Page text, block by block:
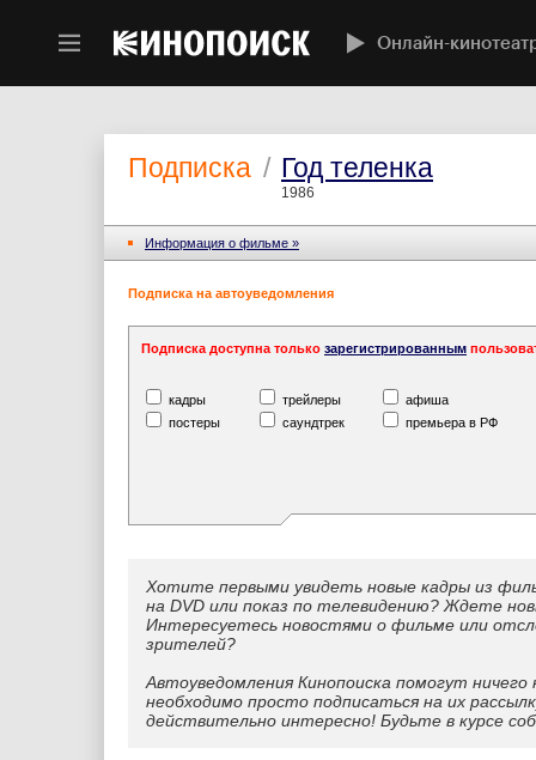
Онлайн-
Подписка / Год теленка
1986
Информация o фильме »
Подписка на автоуведомления
Подписка доступна только зарегистрированным
кадры трейлеры
афиша
постеры
саундтрек премьера в РФ
Хотите первыми увидеть новые кадры из
на DVD или показ по телевидению? Ждете
Интересуетесь новостями о фильме или
зрителей?
Автоуведомления Кинопоиска помогут
необходимо просто подписаться на их
действительно интересно! Будьте в курсе